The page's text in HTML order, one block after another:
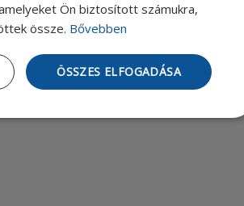
Ön biztosított számukra,
össze. Bővebben
ÖSSZES ELFOGADÁSA